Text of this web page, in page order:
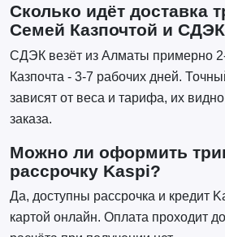
Сколько идёт доставка
Семей Казпочтой и
СДЭК везёт из Алматы примерно
Казпочта - 3-7 рабочих дней.
зависят от веса и тарифа, их
заказа.
Можно ли оформить
рассрочку Kaspi?
Да, доступны рассрочка и кредит
картой онлайн. Оплата проходит